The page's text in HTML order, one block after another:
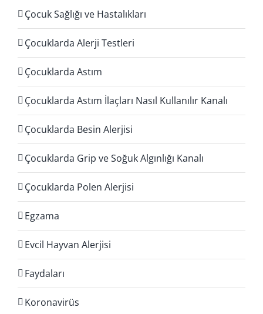
Çocuk Sağlığı ve Hastalıkları
Çocuklarda Alerji Testleri
Çocuklarda Astım
Çocuklarda Astım İlaçları Nasıl Kullanılır Kanalı
Çocuklarda Besin Alerjisi
Çocuklarda Grip ve Soğuk Algınlığı Kanalı
Çocuklarda Polen Alerjisi
Egzama
Evcil Hayvan Alerjisi
Faydaları
Koronavirüs